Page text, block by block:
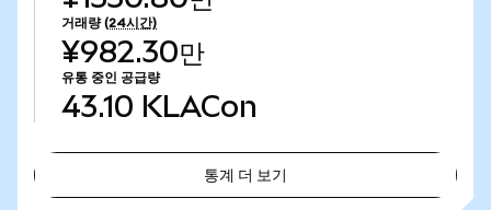
거래량 (24시간)
¥982.30만
유통 중인 공급량
43.10 KLACon
통계 더 보기